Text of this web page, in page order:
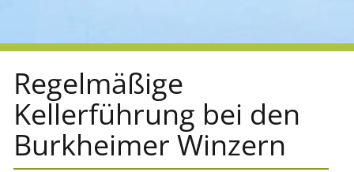
Regelmäßige
Kellerführung bei den
Burkheimer Winzern